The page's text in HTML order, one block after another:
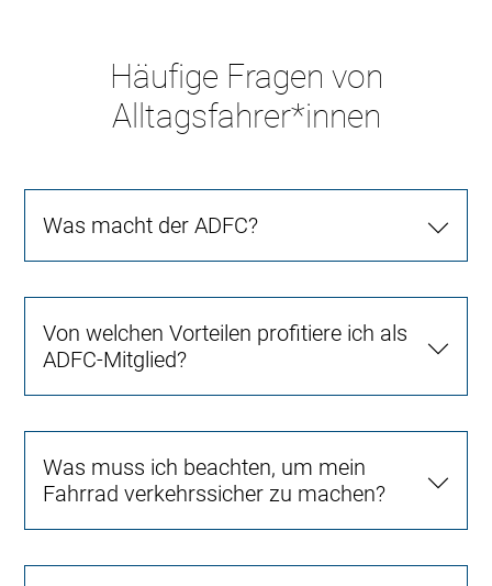
Häufige Fragen von
Alltagsfahrer*innen
Was macht der ADFC?
Von welchen Vorteilen profitiere ich als
ADFC-Mitglied?
Was muss ich beachten, um mein
Fahrrad verkehrssicher zu machen?